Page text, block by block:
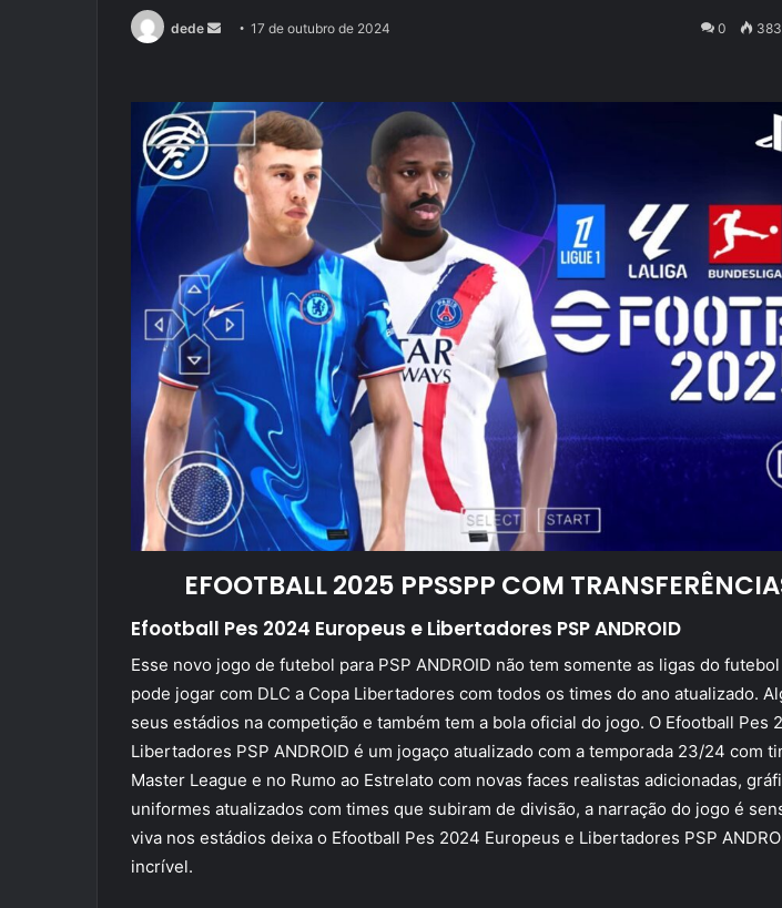
dede
Mande
mail
17 de outubro de 2024 0 383
EFOOTBALL 2025 PPSSPP COM
Efootball Pes 2024 Europeus e Libertadores PSP ANDROID
Esse novo jogo de futebol para PSP ANDROID não tem somente as ligas do
pode jogar com DLC a Copa Libertadores com todos os times do ano atualizado.
seus estádios na competição e também tem a bola oficial do jogo. O Efootball Pes
Libertadores PSP ANDROID é um jogaço atualizado com a temporada 23/24 com
Master League e no Rumo ao Estrelato com novas faces realistas adicionadas,
uniformes atualizados com times que subiram de divisão, a narração do jogo é
viva nos estádios deixa o Efootball Pes 2024 Europeus e Libertadores PSP
incrível.